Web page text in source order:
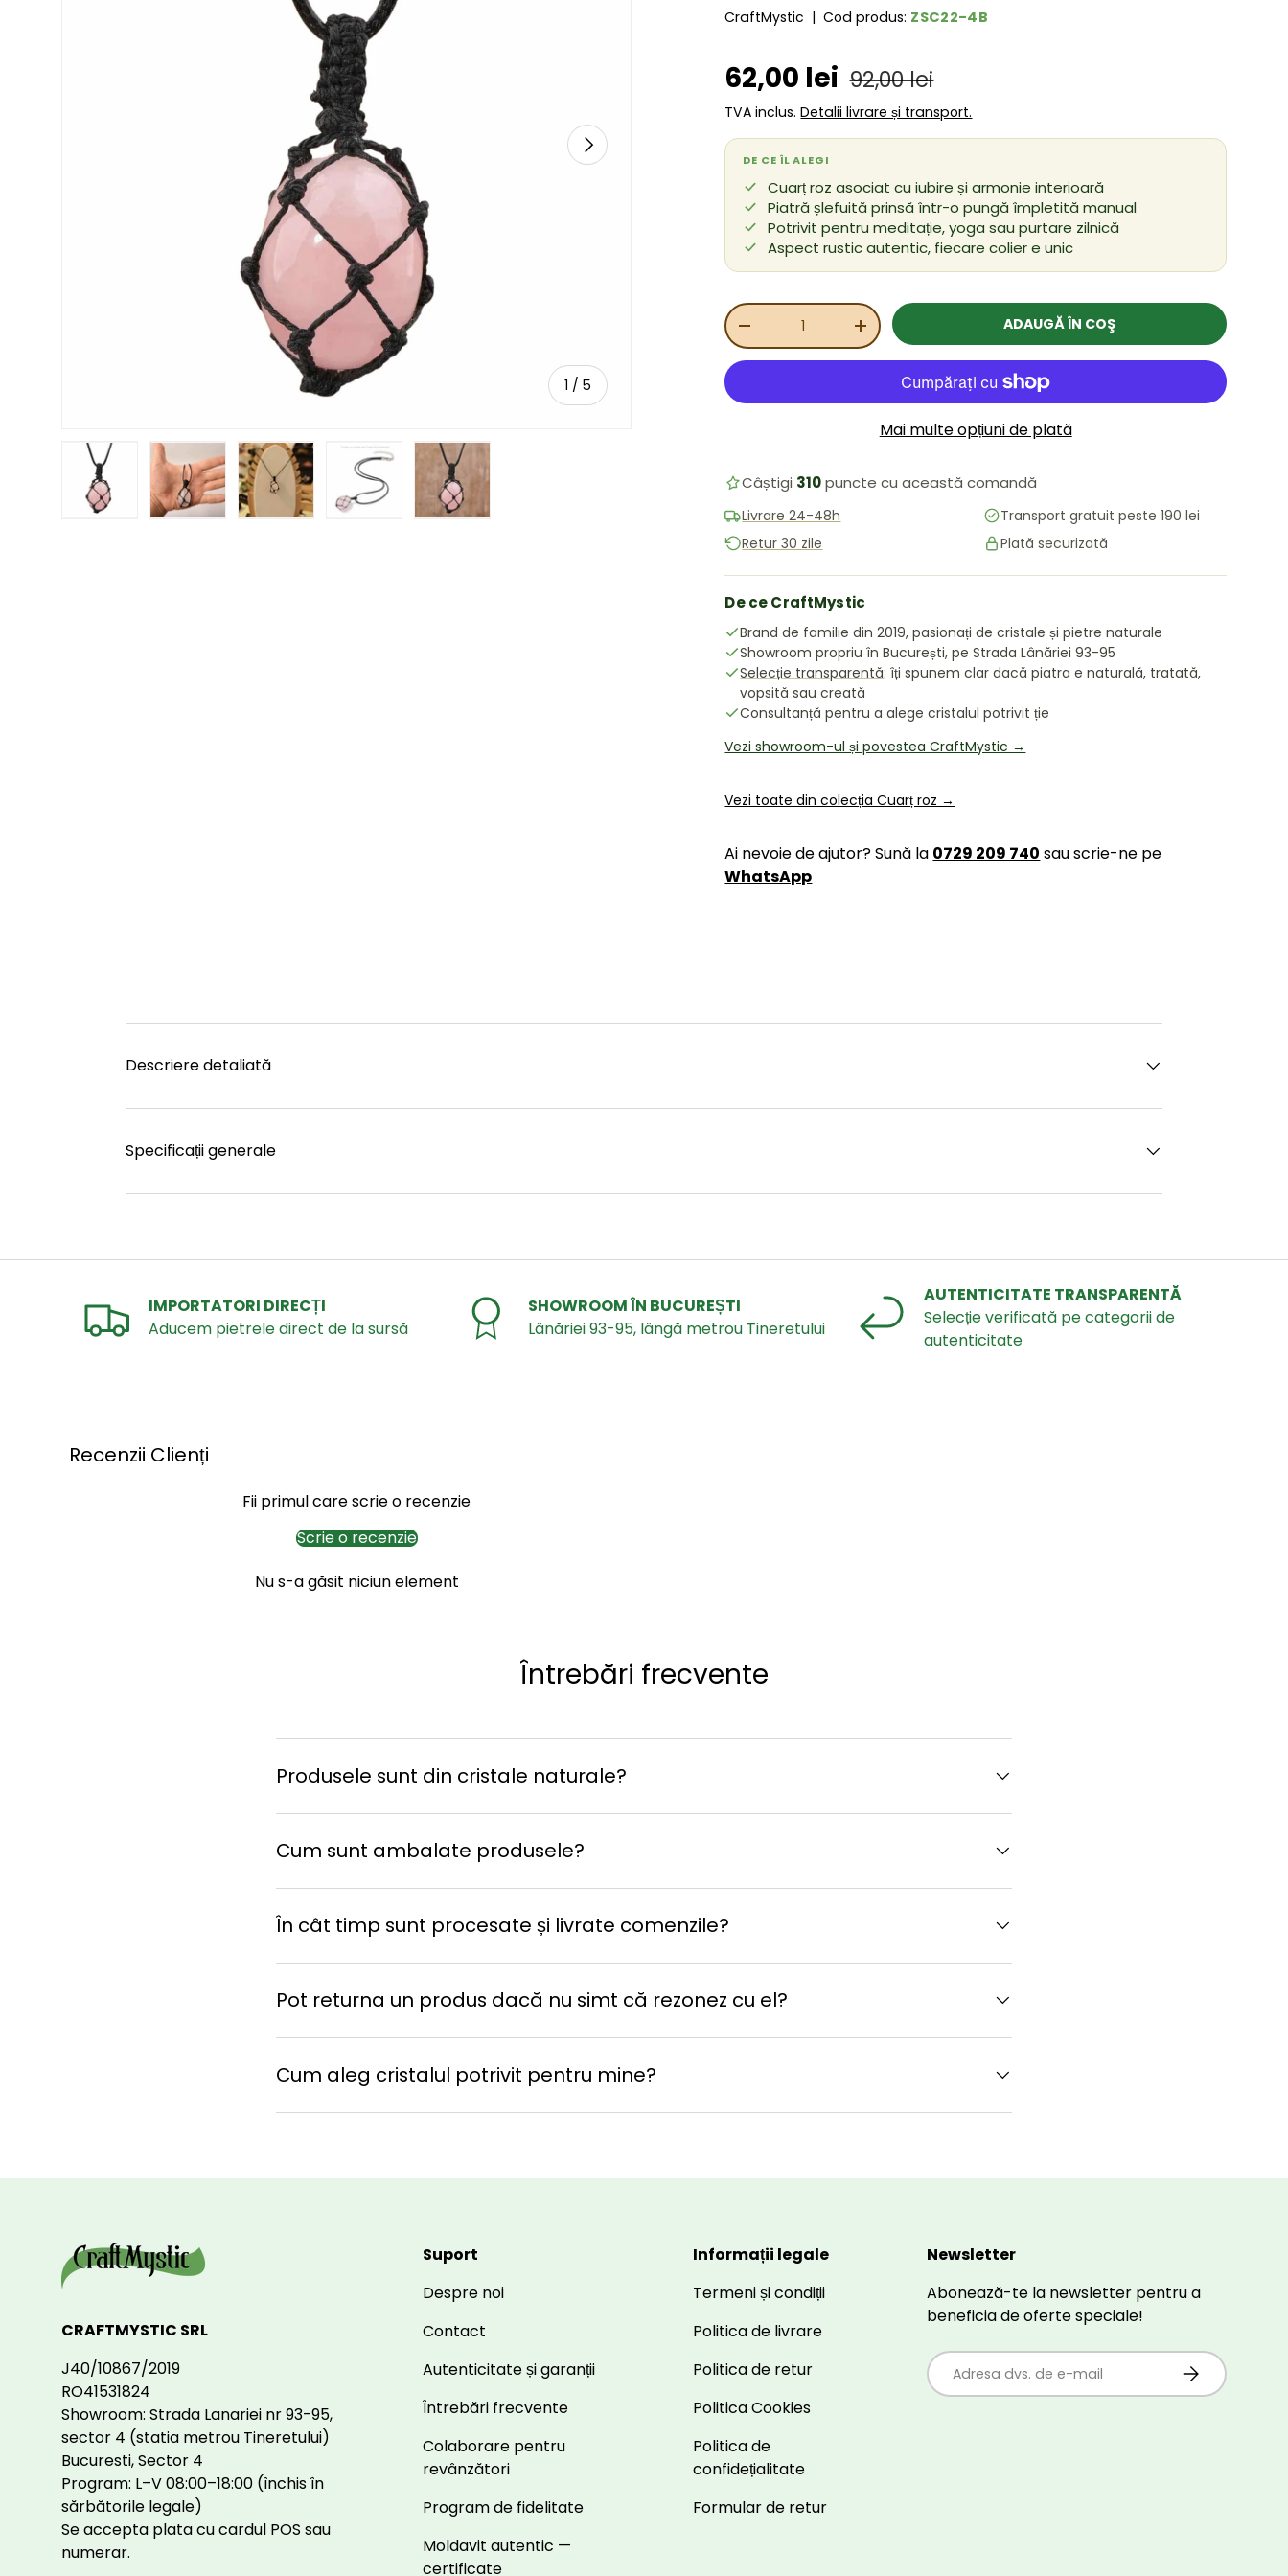
1 /de
5
URMĂTORUL
Încărcați imaginea 5 în vizualizarea galeriei
CraftMystic |Cod produs: ZSC22-4B
Preț de vânzare
62,00 lei Preț obișnuit
92,00 lei
TVA inclus.Detalii livrare și transport.
DE CE ÎL ALEGI
Cuarț roz asociat cu iubire și armonie interioară
Piatră șlefuită prinsă într-o pungă împletită manual
Potrivit pentru meditație, yoga sau purtare zilnică
Aspect rustic autentic, fiecare colier e unic
Cant.
REDUCEȚI CANTITATEAMĂRIȚI CANTITATEA ADAUGĂ ÎN COŞ
Mai multe opțiuni de plată
Câștigi 310puncte cu această comandă
Livrare 24-48h
Transport gratuit peste 190 lei
Retur 30 zile
Plată securizată
De ce CraftMystic
Brand de familie din 2019, pasionați de cristale și pietre naturale
Showroom propriu în București, pe Strada Lânăriei 93-95
Selecție transparentă: îți spunem clar dacă piatra e naturală, tratată,
vopsită sau creată
Consultanță pentru a alege cristalul potrivit ție
Vezi showroom-ul și povestea CraftMystic →
Vezi toate din colecția Cuarț roz →
Ai nevoie de ajutor? Sună la 0729 209 740 sau scrie-ne pe
WhatsApp
Descriere detaliată
Specificații generale
IMPORTATORI DIRECȚI
Aducem pietrele direct de la sursă
SHOWROOM ÎN BUCUREȘTI
Lânăriei 93-95, lângă metrou Tineretului
AUTENTICITATE TRANSPARENTĂ
Selecție verificată pe categorii de
autenticitate
Recenzii Clienți
Fii primul care scrie o recenzie
Scrie o recenzie
Nu s-a găsit niciun element
Întrebări frecvente
Produsele sunt din cristale naturale?
Cum sunt ambalate produsele?
În cât timp sunt procesate și livrate comenzile?
Pot returna un produs dacă nu simt că rezonez cu el?
Cum aleg cristalul potrivit pentru mine?
CRAFTMYSTIC SRL
J40/10867/2019
RO41531824
Showroom: Strada Lanariei nr 93-95,
sector 4 (statia metrou Tineretului)
Bucuresti, Sector 4
Program: L–V 08:00–18:00 (închis în
sărbătorile legale)
Se accepta plata cu cardul POS sau
numerar.
Suport
Despre noi
Contact
Autenticitate și garanții
Întrebări frecvente
Colaborare pentru
revânzători
Program de fidelitate
Moldavit autentic —
certificate
Informații legale
Termeni și condiții
Politica de livrare
Politica de retur
Politica Cookies
Politica de
confidețialitate
Formular de retur
Newsletter
Abonează-te la newsletter pentru a
beneficia de oferte speciale!
E-mail ABONEAZĂ-TE